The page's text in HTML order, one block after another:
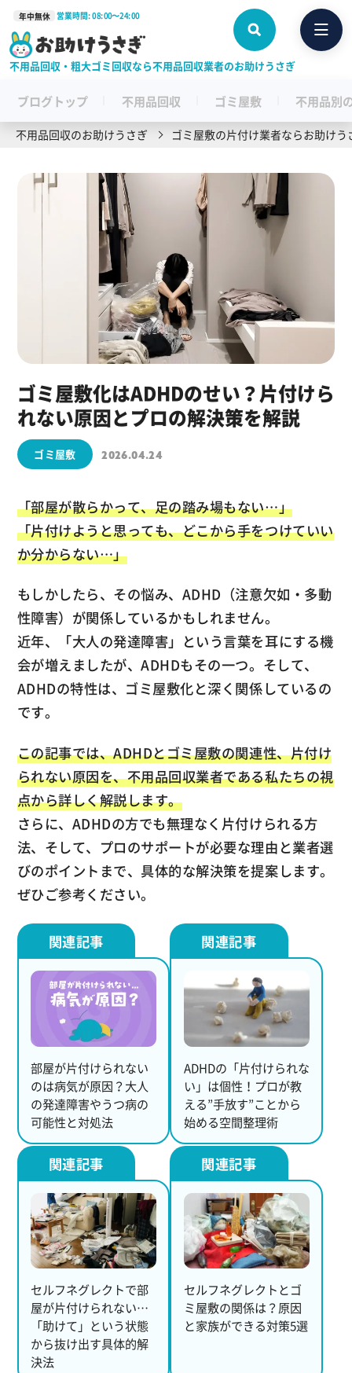
年中無休 営業時間: 08:00〜24:00
不用品回収・粗大ゴミ回収なら不用品回収業者のお助けうさぎ
ブログトップ 不用品回収 ゴミ屋敷 不用品別
不用品回収のお助けうさぎ ゴミ屋敷の片付け業者ならお助けう
ゴミ屋敷化はADHDのせい？片付けら
れない原因とプロの解決策を解説
ゴミ屋敷 2026.04.24
「部屋が散らかって、足の踏み場もない…」
「片付けようと思っても、どこから手をつけていい
か分からない…」
もしかしたら、その悩み、ADHD（注意欠如・多動
性障害）が関係しているかもしれません。
近年、「大人の発達障害」という言葉を耳にする機
会が増えましたが、ADHDもその一つ。そして、
ADHDの特性は、ゴミ屋敷化と深く関係しているの
です。
この記事では、ADHDとゴミ屋敷の関連性、片付け
られない原因を、不用品回収業者である私たちの視
点から詳しく解説します。
さらに、ADHDの方でも無理なく片付けられる方
法、そして、プロのサポートが必要な理由と業者選
びのポイントまで、具体的な解決策を提案します。
ぜひご参考ください。
部屋が片付けられない
のは病気が原因？大人
の発達障害やうつ病の
可能性と対処法
ADHDの「片付けられな
い」は個性！プロが教
える”手放す”ことから
始める空間整理術
セルフネグレクトで部
屋が片付けられない…
「助けて」という状態
から抜け出す具体的解
決法
セルフネグレクトとゴ
ミ屋敷の関係は？原因
と家族ができる対策5選